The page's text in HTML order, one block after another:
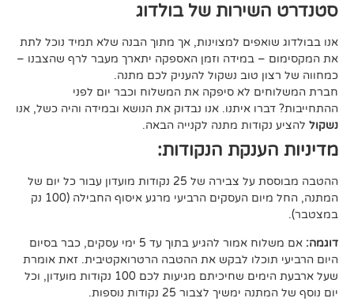
של בולדוג
למצוינות, אך מתוך הבנה שלא תמיד נוכל לתת
במידה וזמן האספקה יתארך מעבר לרף שהצבנו –
טוב נשקול להעניק לכם מתנה.
לא סיפקה את המשלוח וכבר יום לפני
איתנו. אנו נבדוק את הנושא ובמידה והיה כשל, אנו
מתנה לקנייה הבאה.
הנקודות:
ההטבה מבוססת על צבירה של 25 נקודות מועדון עבור כל יום של
המתנה, החל מיום העסקים הרביעי מרגע איסוף החבילה (100 נק
אם משלוח אמור להגיע בתוך עד 5 ימי עסקים, כבר בסיום
לבקש את ההטבה הרטרואקטיבית. זאת אומרת
שעל ארבעת הימים שחיכיתם מגיעות לכם 100 נקודות מועדון, וכל
לצבור 25 נקודות נוספות.